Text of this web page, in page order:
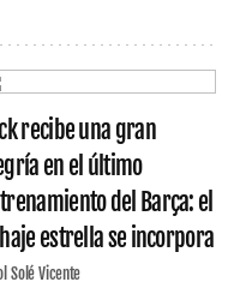
recibe una gran
en el último
del Barça: el
estrella se incorpora
Solé Vicente